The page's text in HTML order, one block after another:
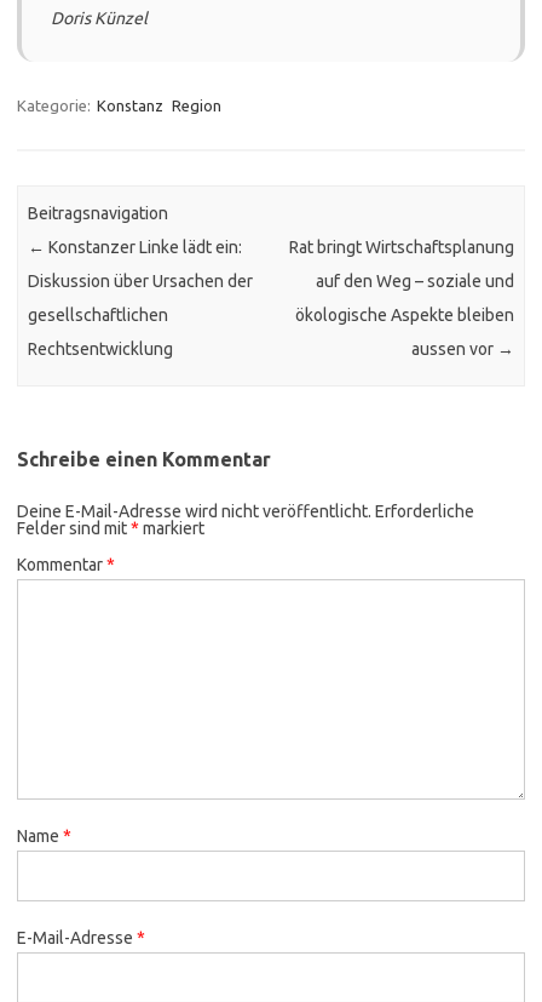
Doris Künzel
Kategorie: Konstanz Region
Beitragsnavigation
← Konstanzer Linke lädt ein:
Diskussion über Ursachen der
gesellschaftlichen
Rechtsentwicklung
Rat bringt Wirtschaftsplanung
auf den Weg – soziale und
ökologische Aspekte bleiben
aussen vor →
Schreibe einen Kommentar
Deine E-Mail-Adresse wird nicht veröffentlicht. Erforderliche
Felder sind mit* markiert
Kommentar*
Name *
E-Mail-Adresse *